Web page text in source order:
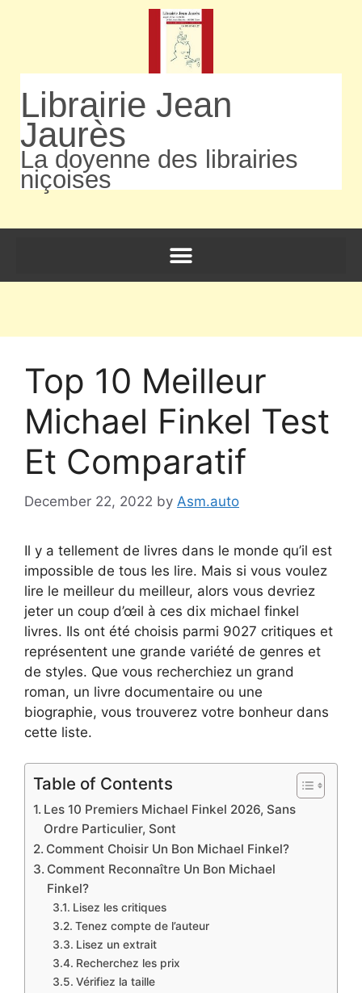
Librairie Jean
Jaurès
La doyenne des librairies
niçoises
Top 10 Meilleur
Michael Finkel Test
Et Comparatif
December 22, 2022 by Asm.auto
Il y a tellement de livres dans le monde qu’il est
impossible de tous les lire. Mais si vous voulez
lire le meilleur du meilleur, alors vous devriez
jeter un coup d’œil à ces dix michael finkel
livres. Ils ont été choisis parmi 9027 critiques et
représentent une grande variété de genres et
de styles. Que vous recherchiez un grand
roman, un livre documentaire ou une
biographie, vous trouverez votre bonheur dans
cette liste.
Table of Contents
Les 10 Premiers Michael Finkel 2026, Sans
Ordre Particulier, Sont
Comment Choisir Un Bon Michael Finkel?
Comment Reconnaître Un Bon Michael
Finkel?
Lisez les critiques
Tenez compte de l’auteur
Lisez un extrait
Recherchez les prix
Vérifiez la taille